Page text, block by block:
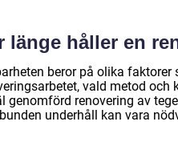
länge håller en
beror på olika faktorer
vald metod
genomförd renovering av
underhåll kan vara